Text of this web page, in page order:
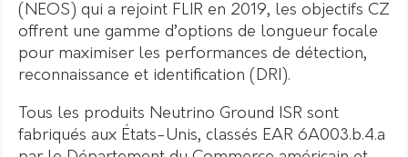
(NEOS) qui a rejoint FLIR en 2019, les objectifs CZ
offrent une gamme d’options de longueur focale
pour maximiser les performances de détection,
reconnaissance et identification (DRI).
Tous les produits Neutrino Ground ISR sont
fabriqués aux États-Unis, classés EAR 6A003.b.4.a